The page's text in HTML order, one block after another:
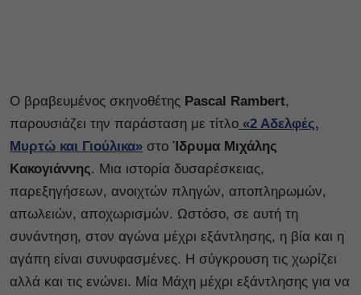
Ο βραβευμένος σκηνοθέτης Pascal Rambert,
παρουσιάζει την παράσταση με τίτλο «2 Αδελφές,
Μυρτώ και Γιούλικα» στο Ίδρυμα Μιχάλης
Κακογιάννης. Μια ιστορία δυσαρέσκειας,
παρεξηγήσεων, ανοιχτών πληγών, αποπληρωμών,
απωλειών, αποχωρισμών. Ωστόσο, σε αυτή τη
συνάντηση, στον αγώνα μέχρι εξάντλησης, η βία και η
αγάπη είναι συνυφασμένες. H σύγκρουση τις χωρίζει
αλλά και τις ενώνει. Μία Μάχη μέχρι εξάντλησης για να